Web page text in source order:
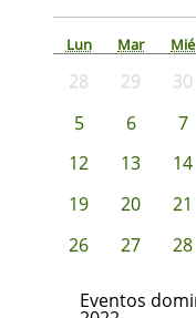
Lun Mar Mié
28 29 30
5
6 7
12
13 14
19
20 21
26
27 28
Eventos